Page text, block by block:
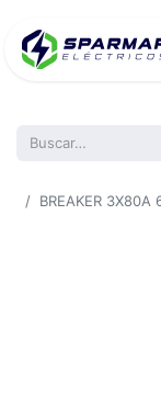
BREAKER 3X80A